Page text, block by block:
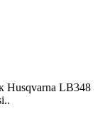
Husqvarna LB348